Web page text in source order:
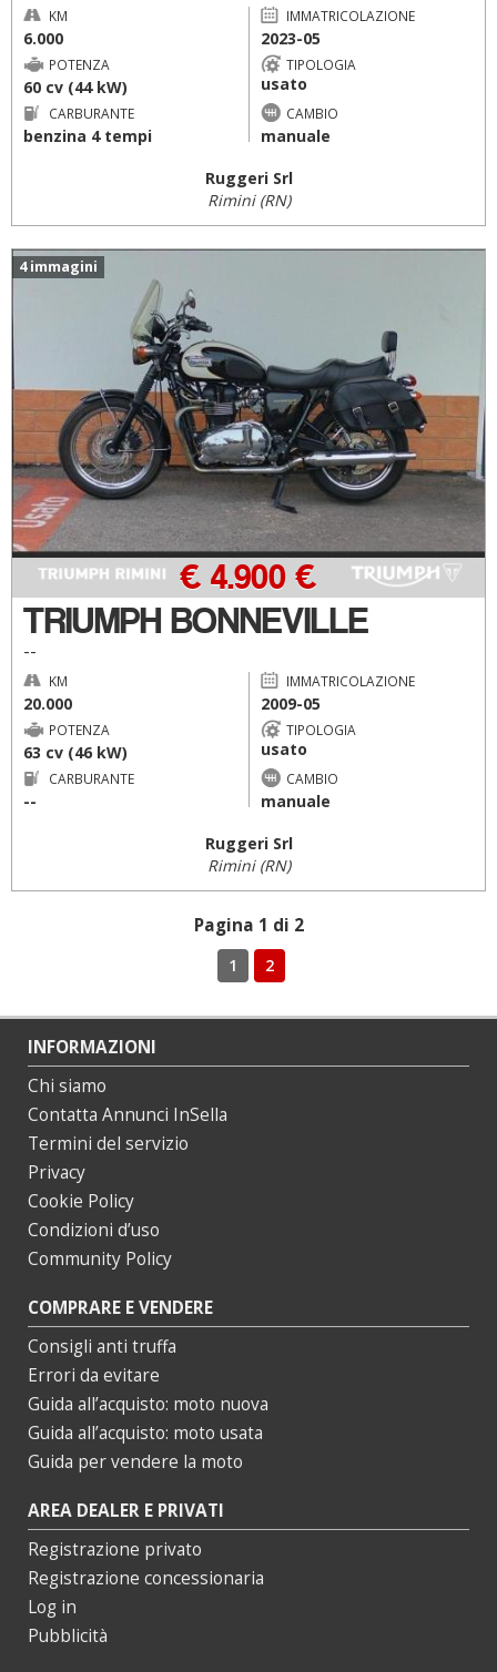
KM
6.000
IMMATRICOLAZIONE
2023-05
POTENZA
60 cv (44 kW)
TIPOLOGIA
usato
CARBURANTE
benzina 4 tempi
CAMBIO
manuale
Ruggeri Srl
Rimini (RN)
4 immagini
TRIUMPH BONNEVILLE
--
€ 4.900 €
KM
20.000
IMMATRICOLAZIONE
2009-05
POTENZA
63 cv (46 kW)
TIPOLOGIA
usato
CARBURANTE
--
CAMBIO
manuale
Ruggeri Srl
Rimini (RN)
Pagina 1 di 2
1 2
INFORMAZIONI
Chi siamo
Contatta Annunci InSella
Termini del servizio
Privacy
Cookie Policy
Condizioni d’uso
Community Policy
COMPRARE E VENDERE
Consigli anti truffa
Errori da evitare
Guida all’acquisto: moto nuova
Guida all’acquisto: moto usata
Guida per vendere la moto
AREA DEALER E PRIVATI
Registrazione privato
Registrazione concessionaria
Log in
Pubblicità